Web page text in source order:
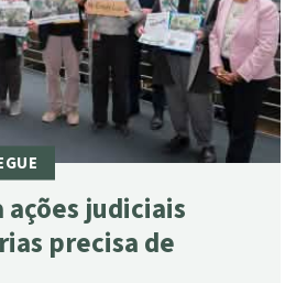
judiciais
precisa de